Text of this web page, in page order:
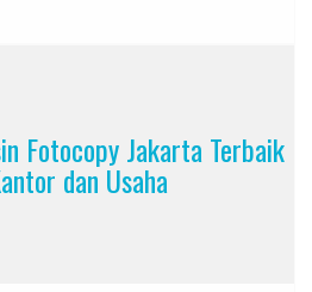
Fotocopy Jakarta Terbaik
dan Usaha